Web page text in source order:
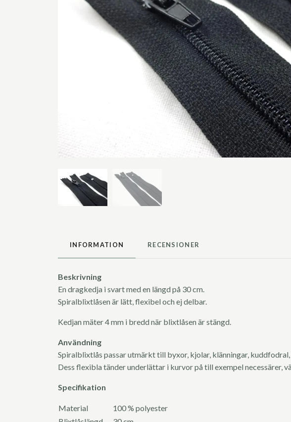
INFORMATION RECENSIONER
Beskrivning
En dragkedja i svart med en längd på 30 cm.
Spiralblixtlåsen är lätt, flexibel och ej delbar.
Kedjan mäter 4 mm i bredd när blixtlåsen är stängd.
Användning
Spiralblixtlås passar utmärkt till byxor, kjolar, klänningar, kuddfodral,
Dess flexibla tänder underlättar i kurvor på till exempel necessärer,
Specifikation
Material
100 % polyester